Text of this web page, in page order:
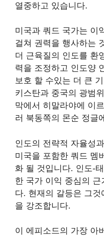
열중하고 있습니다.
미국과 쿼드 국가는 이
걸쳐 권력을 행사하는
더 근육질의 인도를 환
력을 조정하고 인도양
보호 할 수있는 더 큰
키스탄과 중국의 광범
막에서 히말라야에 이
러 북동쪽의 몬순 정글
인도의 전략적 자율성
미국을 포함한 쿼드 멤
화 될 것입니다. 인도-
한 국가 이익 중심의
다. 현재의 갈등은 그
을 강조합니다.
이 에피소드의 가장 아